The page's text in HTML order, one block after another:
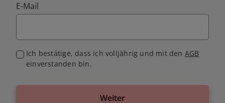
E-Mail
Ich bestätige, dass ich volljährig und mit den AGB
einverstanden bin.
Weiter